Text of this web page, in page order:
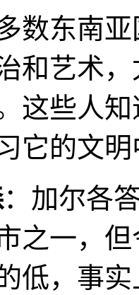
数东南
和艺术
这些人
它的文
：加尔各
之一，
低，事